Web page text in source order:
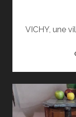
VICHY, une